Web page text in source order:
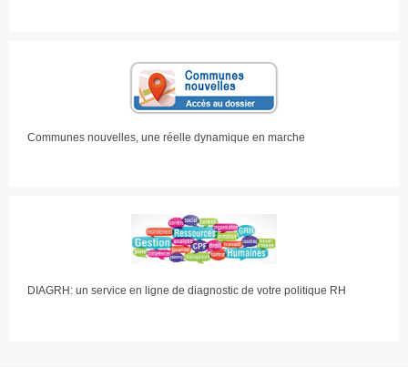
Communes nouvelles, une réelle dynamique en marche
DIAGRH: un service en ligne de diagnostic de votre politique RH